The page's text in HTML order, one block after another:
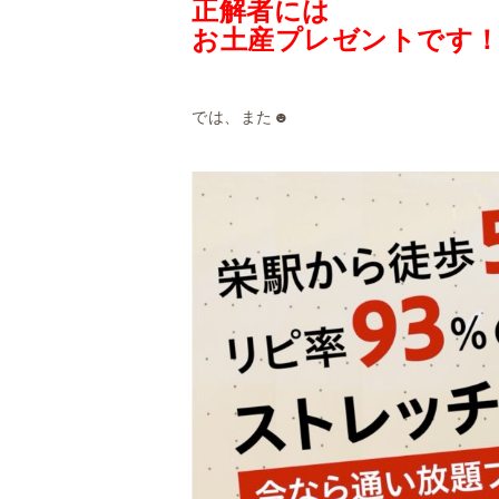
正解者には
お土産プレゼントです
では、また☻